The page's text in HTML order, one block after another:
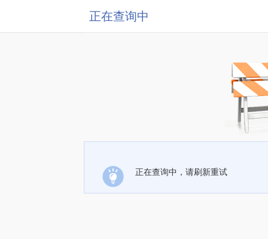
正在查询中
正在查询中，请刷新重试